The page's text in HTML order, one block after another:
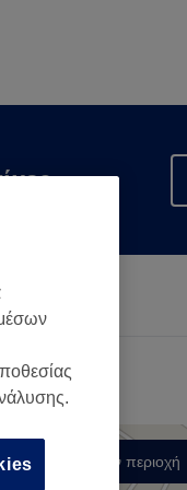
Αναζήτηση στην περιοχή
μέσων